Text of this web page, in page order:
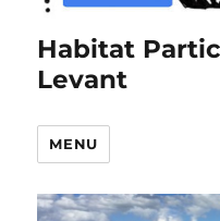
Habitat
Levant
MENU